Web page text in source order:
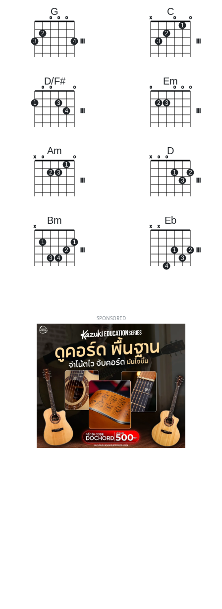
G
3
2
o o o
4
C
x
3
2
o
1
o
D/F#
1
o o
3
4
o
Em
o
2 3
o o o
Am
x o
2 3
1
o
D
x o o
1
3
2
Bm
x
1
3 4
2
1
Eb
x x
4
1
3
2
SPONSORED